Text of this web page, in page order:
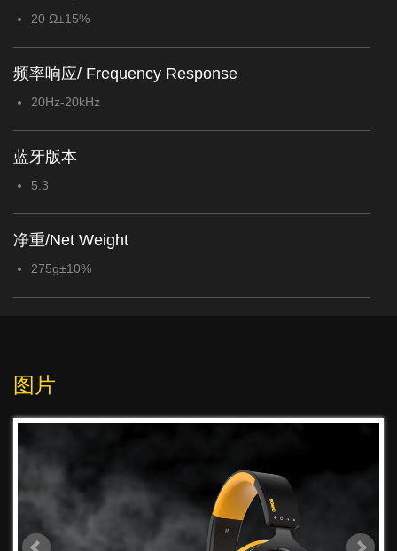
20 Ω±15%
频率响应/ Frequency Response
20Hz-20kHz
蓝牙版本
5.3
净重/Net Weight
275g±10%
图片